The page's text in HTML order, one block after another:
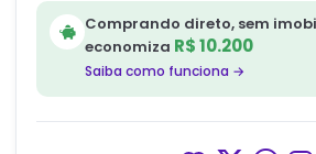
Comprando direto, sem
economiza R$ 10.200
Saiba como funciona →